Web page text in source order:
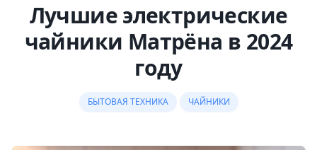
Лучшие электрические
чайники Матрёна в 2024
году
БЫТОВАЯ ТЕХНИКА ЧАЙНИКИ